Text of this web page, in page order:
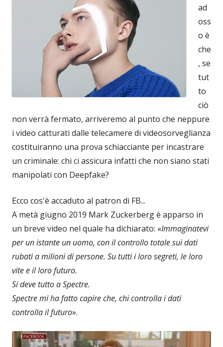
ad
oss
o è
che
, se
tut
to
ciò
non verrà fermato, arriveremo al punto che neppure
i video catturati dalle telecamere di videosorveglianza
costituiranno una prova schiacciante per incastrare
un criminale: chi ci assicura infatti che non siano stati
manipolati con Deepfake?
Ecco cos'è accaduto al patron di FB...
A metà giugno 2019 Mark Zuckerberg è apparso in
un breve video nel quale ha dichiarato: «Immaginatevi
per un istante un uomo, con il controllo totale sui dati
rubati a milioni di persone. Su tutti i loro segreti, le loro
vite e il loro futuro.
Si deve tutto a Spectre.
Spectre mi ha fatto capire che, chi controlla i dati
controlla il futuro».